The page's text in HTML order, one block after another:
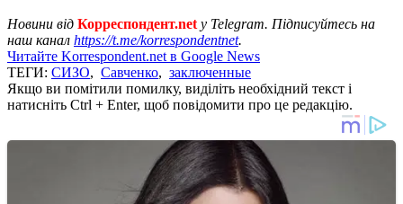
Новини від Корреспондент.net у Telegram. Підписуйтесь на
наш канал https://t.me/korrespondentnet.
Читайте Korrespondent.net в Google News
ТЕГИ: СИЗО, Савченко, заключенные
Якщо ви помітили помилку, виділіть необхідний текст і
натисніть Ctrl + Enter, щоб повідомити про це редакцію.